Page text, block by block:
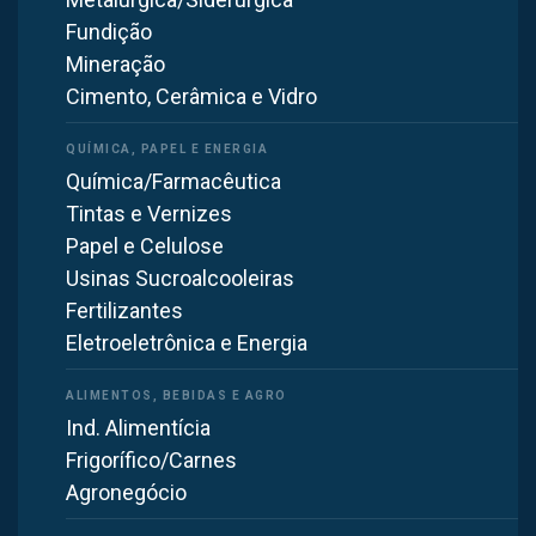
Fundição
Mineração
Cimento, Cerâmica e Vidro
Química/Farmacêutica
Tintas e Vernizes
Papel e Celulose
Usinas Sucroalcooleiras
Fertilizantes
Eletroeletrônica e Energia
Ind. Alimentícia
Frigorífico/Carnes
Agronegócio
Engenheiros especializados
WhatsApp
Como Escolher Insuflador e Exaustor para a
Indústria?